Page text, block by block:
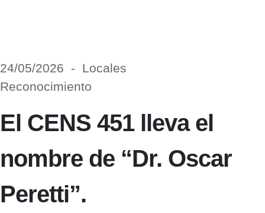
24/05/2026 - Locales
Reconocimiento
El CENS 451 lleva el
nombre de “Dr. Oscar
Peretti”.